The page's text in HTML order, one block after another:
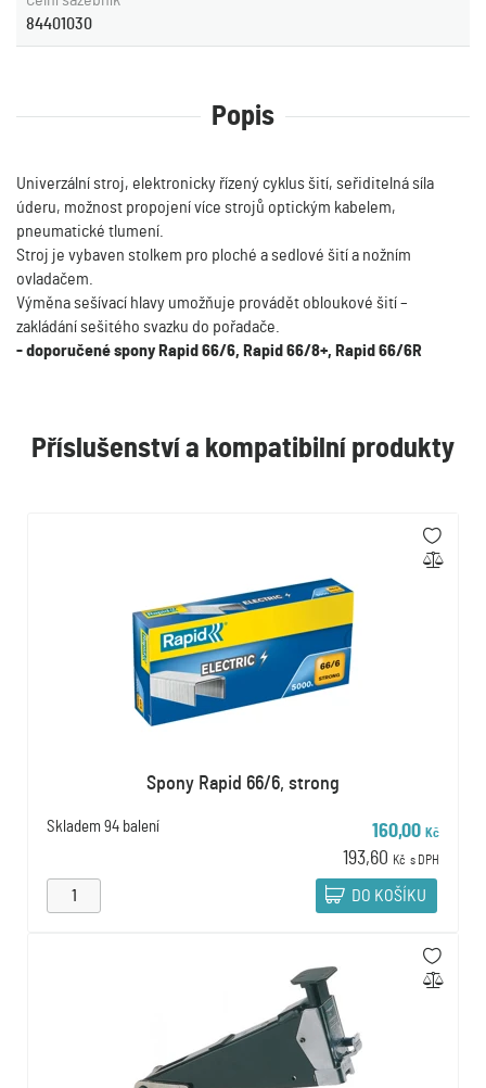
84401030
Popis
Univerzální stroj, elektronicky řízený cyklus šití, seřiditelná síla
úderu, možnost propojení více strojů optickým kabelem,
pneumatické tlumení.
Stroj je vybaven stolkem pro ploché a sedlové šití a nožním
ovladačem.
Výměna sešívací hlavy umožňuje provádět obloukové šití –
zakládání sešitého svazku do pořadače.
- doporučené spony Rapid 66/6, Rapid 66/8+, Rapid 66/6R
Příslušenství a kompatibilní produkty
Spony Rapid 66/6, strong
Skladem 94 balení 160,00 Kč
193,60 Kč s DPH
DO KOŠÍKU